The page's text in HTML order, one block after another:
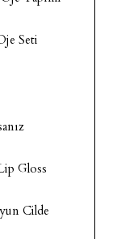
Seti
Gloss
Cilde